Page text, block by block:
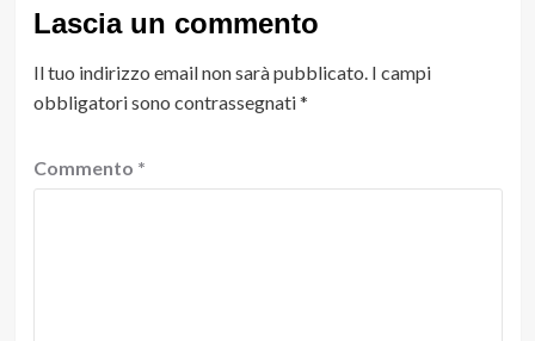
Lascia un commento
Il tuo indirizzo email non sarà pubblicato. I campi
obbligatori sono contrassegnati*
Commento *